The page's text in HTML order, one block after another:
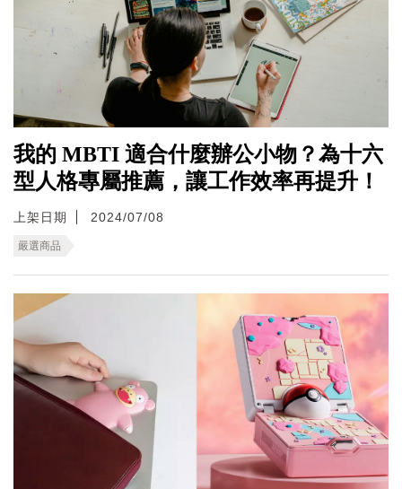
我的 MBTI 適合什麼辦公小物？為十六
型人格專屬推薦，讓工作效率再提升！
上架日期 2024/07/08
嚴選商品